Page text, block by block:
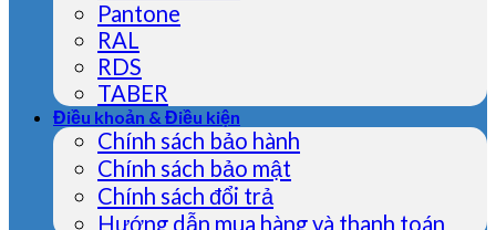
Pantone
RAL
RDS
TABER
Điều khoản & Điều kiện
Chính sách bảo hành
Chính sách bảo mật
Chính sách đổi trả
Hướng dẫn mua hàng và thanh toán